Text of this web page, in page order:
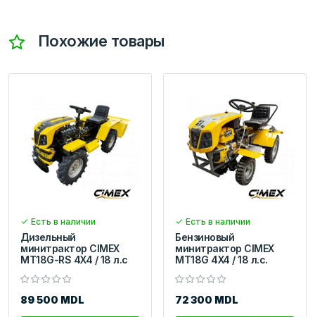
Похожие товары
Есть в наличии
Дизельный
минитрактор CIMEX
MT18G-RS 4X4 / 18 л.с
89 500 MDL
Есть в наличии
Бензиновый
минитрактор CIMEX
MT18G 4X4 / 18 л.с.
72 300 MDL